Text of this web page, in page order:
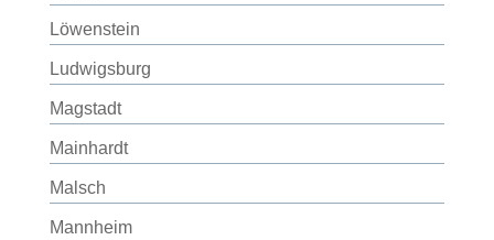
Löwenstein
Ludwigsburg
Magstadt
Mainhardt
Malsch
Mannheim